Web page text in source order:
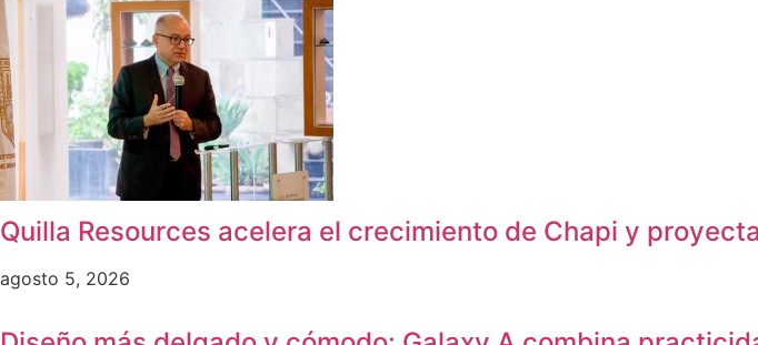
Quilla Resources acelera el crecimiento de Chapi y
agosto 5, 2026